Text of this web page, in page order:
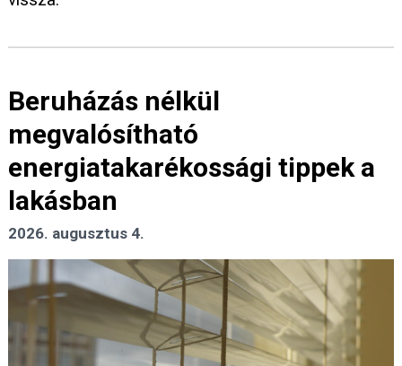
Beruházás nélkül
megvalósítható
energiatakarékossági tippek a
lakásban
2026. augusztus 4.